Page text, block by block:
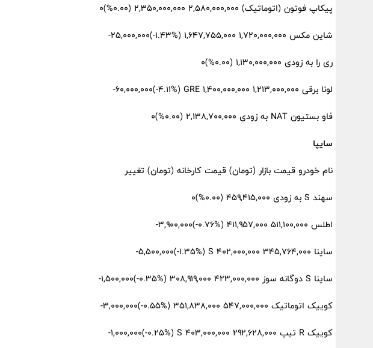
پیکاپ فوتون (اتوماتیک) ۲,۵۸۰,۰۰۰,۰۰۰ ۲,۳۵۰,۰۰۰,۰۰۰ (۰.۰۰%)۰
شاین مکس ۱,۷۲۰,۰۰۰,۰۰۰ ۱,۶۴۷,۷۵۵,۰۰۰ (‎-۱.۴۳%‏)‎-۲۵,۰۰۰,۰۰۰‏
ری را به زودی ۱,۱۳۰,۰۰۰,۰۰۰ (۰.۰۰%)۰
لونا برقی GRE ۱,۴۰۰,۰۰۰,۰۰۰ ۱,۲۱۳,۰۰۰,۰۰۰ (‎-۴.۱۱%‏)‎-۶۰,۰۰۰,۰۰۰‏
فاو بستیون NAT به زودی ۲,۱۳۸,۷۰۰,۰۰۰ (۰.۰۰%)۰
سایپا
نام خودرو قیمت بازار (تومان) قیمت کارخانه (تومان) تغییر
سهند S به زودی ۴۵۹,۴۱۵,۰۰۰ (۰.۰۰%)۰
اطلس ۵۱۱,۱۰۰,۰۰۰ ۴۱۱,۹۵۷,۰۰۰ (‎-۰.۷۶%‏)‎-۳,۹۰۰,۰۰۰‏
ساینا S ۴۰۲,۰۰۰,۰۰۰ ۳۴۵,۷۶۴,۰۰۰ (‎-۱.۳۵%‏)‎-۵,۵۰۰,۰۰۰‏
ساینا S دوگانه سوز ۴۲۳,۰۰۰,۰۰۰ ۳۰۸,۹۱۹,۰۰۰ (‎-۰.۳۵%‏)‎-۱,۵۰۰,۰۰۰‏
کوییک اتوماتیک ۵۴۷,۰۰۰,۰۰۰ ۳۵۱,۸۳۸,۰۰۰ (‎-۰.۵۵%‏)‎-۳,۰۰۰,۰۰۰‏
کوییک R تیپ S ۴۰۳,۰۰۰,۰۰۰ ۲۹۲,۶۲۸,۰۰۰ (‎-۰.۲۵%‏)‎-۱,۰۰۰,۰۰۰‏